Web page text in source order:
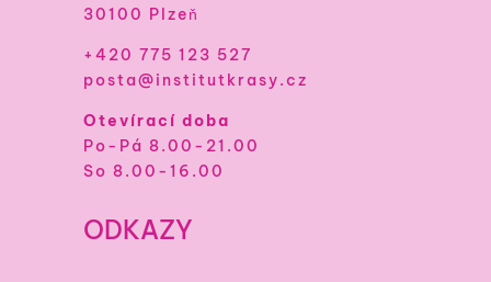
30100 Plzeň
+420 775 123 527
posta@institutkrasy.cz
Otevírací doba
Po-Pá 8.00-21.00
So 8.00-16.00
ODKAZY